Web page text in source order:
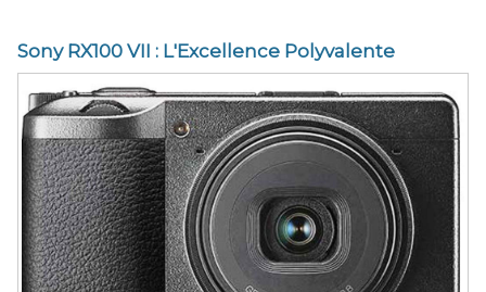
Sony RX100 VII : L'Excellence Polyvalente